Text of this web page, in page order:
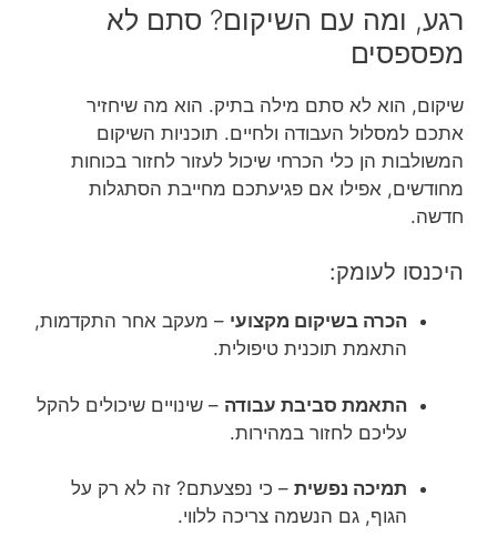
רגע, ומה עם השיקום? סתם לא
מפספסים
שיקום, הוא לא סתם מילה בתיק. הוא מה שיחזיר
אתכם למסלול העבודה ולחיים. תוכניות השיקום
המשולבות הן כלי הכרחי שיכול לעזור לחזור בכוחות
מחודשים, אפילו אם פגיעתכם מחייבת הסתגלות
חדשה.
היכנסו לעומק:
הכרה בשיקום מקצועי – מעקב אחר התקדמות,
התאמת תוכנית טיפולית.
התאמת סביבת עבודה – שינויים שיכולים להקל
עליכם לחזור במהירות.
תמיכה נפשית – כי נפצעתם? זה לא רק על
הגוף, גם הנשמה צריכה ללווי.